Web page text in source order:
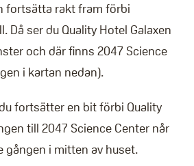
fortsätta rakt fram förbi
Då ser du Quality Hotel Galaxen
och där finns 2047 Science
i kartan nedan).
fortsätter en bit förbi Quality
till 2047 Science Center når
gången i mitten av huset.